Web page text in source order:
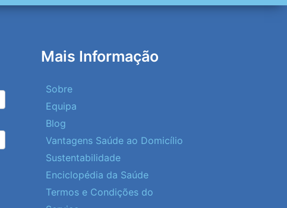
Mais Informação
Sobre
Equipa
Blog
Vantagens Saúde ao Domicílio
Sustentabilidade
Enciclopédia da Saúde
Termos e Condições do